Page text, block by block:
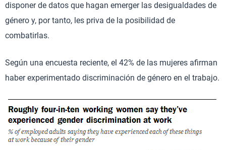
disponer de datos que hagan emerger las desigualdades de
género y, por tanto, les priva de la posibilidad de
combatirlas.
Según una encuesta reciente, el 42% de las mujeres afirman
haber experimentado discriminación de género en el trabajo.